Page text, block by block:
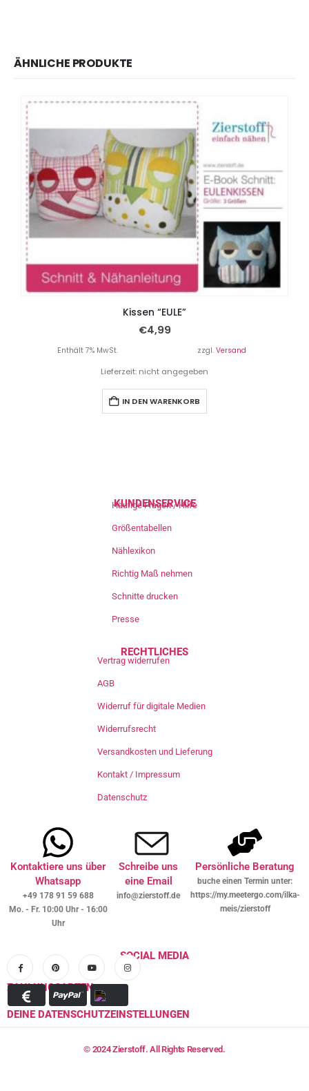
ÄHNLICHE PRODUKTE
Kissen “EULE”
€4,99
Enthält 7% MwSt. zzgl. Versand
Lieferzeit: nicht angegeben
IN DEN WARENKORB
KUNDENSERVICE
Häufige Fragen / Hilfe
Größentabellen
Nählexikon
Richtig Maß nehmen
Schnitte drucken
Presse
RECHTLICHES
Vertrag widerrufen
AGB
Widerruf für digitale Medien
Widerrufsrecht
Versandkosten und Lieferung
Kontakt / Impressum
Datenschutz
Kontaktiere uns über
Whatsapp
+49 178 91 59 688
Mo. - Fr. 10:00 Uhr - 16:00
Uhr
Schreibe uns
eine Email
info@zierstoff.de
Persönliche Beratung
buche einen Termin unter:
https://my.meetergo.com/ilka-
meis/zierstoff
SOCIAL MEDIA
ZAHLUNGSARTEN
DEINE DATENSCHUTZEINSTELLUNGEN
© 2024 Zierstoff. All Rights Reserved.